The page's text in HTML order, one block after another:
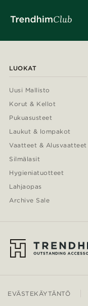
LUOKAT
Uusi Mallisto
Korut & Kellot
Pukuasusteet
Laukut & lompakot
Vaatteet & Alusvaatteet
Silmälasit
Hygieniatuotteet
Lahjaopas
Archive Sale
EVÄSTEKÄYTÄNTÖ